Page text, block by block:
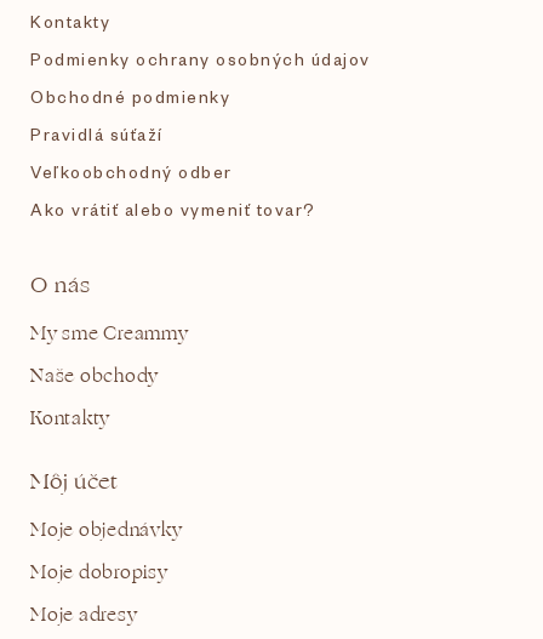
u
Kontakty
Podmienky ochrany osobných údajov
Obchodné podmienky
Pravidlá súťaží
Veľkoobchodný odber
Ako vrátiť alebo vymeniť tovar?
O nás
My sme Creammy
Naše obchody
Kontakty
Môj účet
Moje objednávky
Moje dobropisy
Moje adresy